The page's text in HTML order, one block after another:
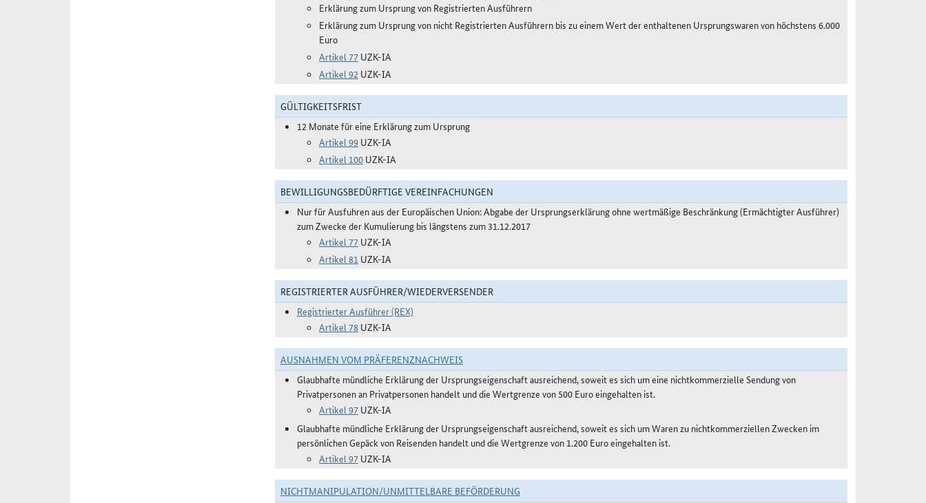
Erklärung zum Ursprung von Registrierten Ausführern
Erklärung zum Ursprung von nicht Registrierten Ausführern bis zu einem Wert der enthaltenen Ursprungswaren von höchstens 6.000
Euro
Artikel 77 UZK-IA
Artikel 92 UZK-IA
GÜLTIGKEITSFRIST
12 Monate für eine Erklärung zum Ursprung
Artikel 99 UZK-IA
Artikel 100 UZK-IA
BEWILLIGUNGSBEDÜRFTIGE VEREINFACHUNGEN
Nur für Ausfuhren aus der Europäischen Union: Abgabe der Ursprungserklärung ohne wertmäßige Beschränkung (Ermächtigter Ausführer)
zum Zwecke der Kumulierung bis längstens zum 31.12.2017
Artikel 77 UZK-IA
Artikel 81 UZK-IA
REGISTRIERTER AUSFÜHRER/WIEDERVERSENDER
Registrierter Ausführer (REX)
Artikel 78 UZK-IA
AUSNAHMEN VOM PRÄFERENZNACHWEIS
Glaubhafte mündliche Erklärung der Ursprungseigenschaft ausreichend, soweit es sich um eine nichtkommerzielle Sendung von
Privatpersonen an Privatpersonen handelt und die Wertgrenze von 500 Euro eingehalten ist.
Artikel 97 UZK-IA
Glaubhafte mündliche Erklärung der Ursprungseigenschaft ausreichend, soweit es sich um Waren zu nichtkommerziellen Zwecken im
persönlichen Gepäck von Reisenden handelt und die Wertgrenze von 1.200 Euro eingehalten ist.
Artikel 97 UZK-IA
NICHTMANIPULATION/UNMITTELBARE BEFÖRDERUNG